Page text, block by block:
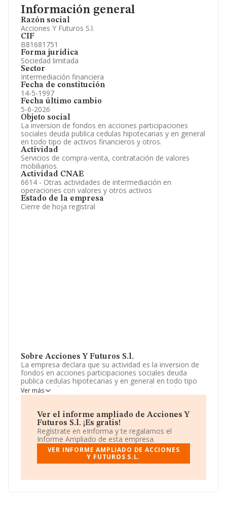
Información general
Razón social
Acciones Y Futuros S.l.
CIF
B81681751
Forma jurídica
Sociedad limitada
Sector
Intermediación financiera
Fecha de constitución
14-5-1997
Fecha último cambio
5-6-2026
Objeto social
La inversion de fondos en acciones participaciones
sociales deuda publica cedulas hipotecarias y en general
en todo tipo de activos financieros y otros.
Actividad
Servicios de compra-venta, contratación de valores
mobiliarios.
Actividad CNAE
6614 - Otras actividades de intermediación en
operaciones con valores y otros activos
Estado de la empresa
Cierre de hoja registral
Sobre Acciones Y Futuros S.l.
La empresa declara que su actividad es la inversion de
fondos en acciones participaciones sociales deuda
publica cedulas hipotecarias y en general en todo tipo
de activos financieros y otros. La sociedad está inscrita
en el Registro Mercantil como Sociedad Limitada.
6614. La sociedad no tiene actividad en mercados
exteriores.
La compañía Acciones y Futuros S.L, con número de
identificación fiscal B81681751, tiene domicilio fiscal en
Calle Manigua núm. 5, (28802), Alcalá De Henares,
Madrid.
Con los datos a disposición de INFORMA sobre 12.075
Ver más
Ver el informe ampliado de Acciones Y
Futuros S.l. ¡Es gratis!
Regístrate en eInforma y te regalamos el
Informe Ampliado de esta empresa.
VER INFORME AMPLIADO DE ACCIONES
Y FUTUROS S.L.
Información oficial y registral complementaria.